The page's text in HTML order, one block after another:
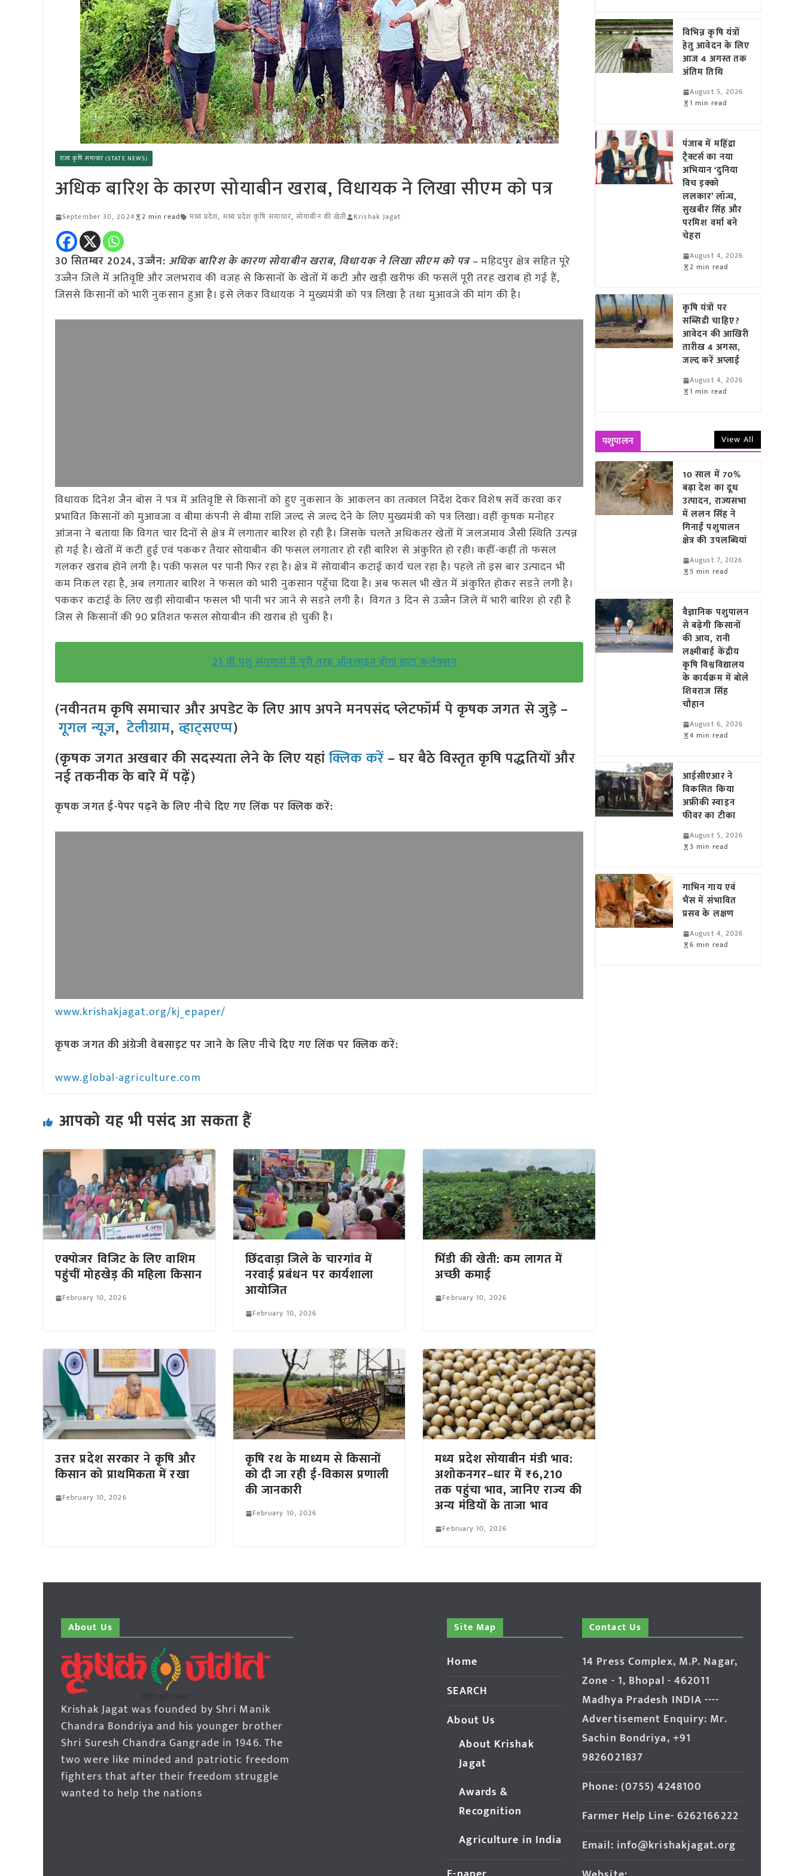
राज्य कृषि समाचार (STATE NEWS)
अधिक बारिश के कारण सोयाबीन खराब, विधायक ने लिखा सीएम को पत्र
September 30, 2024 2 min read मध्य प्रदेश, मध्य प्रदेश कृषि समाचार,सोयाबीन की खेती Krishak Jagat
30 सितम्बर 2024, उज्जैन: अधिक बारिश के कारण सोयाबीन खराब, विधायक ने लिखा सीएम को पत्र –महिदपुर क्षेत्र सहित पूरे
उज्जैन जिले में अतिवृष्टि और जलभराव की वजह से किसानों के खेतों में कटी और खड़ी खरीफ की फसलें पूरी तरह खराब हो गई हैं,
जिससे किसानों को भारी नुकसान हुआ है। इसे लेकर विधायक ने मुख्यमंत्री को पत्र लिखा है तथा मुआवजे की मांग की है।
विधायक दिनेश जैन बोस ने पत्र में अतिवृष्टि से किसानों को हुए नुकसान के आकलन का तत्काल निर्देश देकर विशेष सर्वे करवा कर
प्रभावित किसानों को मुआवजा व बीमा कंपनी से बीमा राशि जल्द से जल्द देने के लिए मुख्यमंत्री को पत्र लिखा। वहीं कृषक मनोहर
आंजना ने बताया कि विगत चार दिनों से क्षेत्र में लगातार बारिश हो रही है। जिसके चलते अधिकतर खेतों में जलजमाव जैसी स्थिति उत्पन्न
हो गई है। खेतों में कटी हुई एवं पककर तैयार सोयाबीन की फसल लगातार हो रही बारिश से अंकुरित हो रही। कहीं-कहीं तो फसल
गलकर खराब होने लगी है। पकी फसल पर पानी फिर रहा है। क्षेत्र में सोयाबीन कटाई कार्य चल रहा है। पहले तो इस बार उत्पादन भी
कम निकल रहा है, अब लगातार बारिश ने फसल को भारी नुकसान पहुँचा दिया है। अब फसल भी खेत में अंकुरित होकर सडऩे लगी है।
पककर कटाई के लिए खड़ी सोयाबीन फसल भी पानी भर जाने से सडऩे लगी है। विगत 3 दिन से उज्जैन जिले में भारी बारिश हो रही है
जिस से किसानों की 90 प्रतिशत फसल सोयाबीन की खराब हो चुकी है।
21 वीं पशु संगणना में पूरी तरह ऑनलाइन होगा डाटा कलेक्शन
(नवीनतम कृषि समाचार और अपडेट के लिए आप अपने मनपसंद प्लेटफॉर्म पे कृषक जगत से जुड़े –
गूगल न्यूज़,टेलीग्राम,व्हाट्सएप्प)
(कृषक जगत अखबार की सदस्यता लेने के लिए यहांक्लिक करें– घर बैठे विस्तृत कृषि पद्धतियों और
नई तकनीक के बारे में पढ़ें)
कृषक जगत ई-पेपर पढ़ने के लिए नीचे दिए गए लिंक पर क्लिक करें:
www.krishakjagat.org/kj_epaper/
कृषक जगत की अंग्रेजी वेबसाइट पर जाने के लिए नीचे दिए गए लिंक पर क्लिक करें:
www.global-agriculture.com
आपको यह भी पसंद आ सकता हैं
एक्पोजर विजिट के लिए वाशिम
पहुंचीं मोहखेड़ की महिला किसान
February 10, 2026
छिंदवाड़ा जिले के चारगांव में
नरवाई प्रबंधन पर कार्यशाला
आयोजित
February 10, 2026
भिंडी की खेती: कम लागत में
अच्छी कमाई
February 10, 2026
उत्तर प्रदेश सरकार ने कृषि और
किसान को प्राथमिकता में रखा
February 10, 2026
कृषि रथ के माध्यम से किसानों
को दी जा रही ई-विकास प्रणाली
की जानकारी
February 10, 2026
मध्य प्रदेश सोयाबीन मंडी भाव:
अशोकनगर–धार में ₹6,210
तक पहुंचा भाव, जानिए राज्य की
अन्य मंडियों के ताजा भाव
February 10, 2026
विभिन्न कृषि यंत्रों
हेतु आवेदन के लिए
आज 4 अगस्त तक
अंतिम तिथि
August 5, 2026
1 min read
पंजाब में महिंद्रा
ट्रैक्टर्स का नया
अभियान ‘दुनिया
विच इक्को
ललकार’ लॉन्च,
सुखबीर सिंह और
परमिश वर्मा बने
चेहरा
August 4, 2026
2 min read
कृषि यंत्रों पर
सब्सिडी चाहिए?
आवेदन की आखिरी
तारीख 4 अगस्त,
जल्द करें अप्लाई
August 4, 2026
1 min read
पशुपालन View All
10 साल में 70%
बढ़ा देश का दूध
उत्पादन, राज्यसभा
में ललन सिंह ने
गिनाईं पशुपालन
क्षेत्र की उपलब्धियां
August 7, 2026
5 min read
वैज्ञानिक पशुपालन
से बढ़ेगी किसानों
की आय, रानी
लक्ष्मीबाई केंद्रीय
कृषि विश्वविद्यालय
के कार्यक्रम में बोले
शिवराज सिंह
चौहान
August 6, 2026
4 min read
आईसीएआर ने
विकसित किया
अफ्रीकी स्वाइन
फीवर का टीका
August 5, 2026
3 min read
गाभिन गाय एवं
भैंस में संभावित
प्रसव के लक्षण
August 4, 2026
6 min read
About Us
Krishak Jagat was founded by Shri Manik
Chandra Bondriya and his younger brother
Shri Suresh Chandra Gangrade in 1946. The
two were like minded and patriotic freedom
fighters that after their freedom struggle
wanted to help the nations
Site Map
Home
SEARCH
About Us
About Krishak
Jagat
Awards &
Recognition
Agriculture in India
Contact Us
14 Press Complex, M.P. Nagar,
Zone - 1, Bhopal - 462011
Madhya Pradesh INDIA ----
Advertisement Enquiry: Mr.
Sachin Bondriya, +91
9826021837
Phone: (0755) 4248100
Farmer Help Line- 6262166222
Email: info@krishakjagat.org